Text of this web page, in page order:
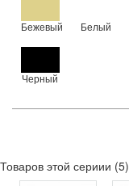
Бежевый Белый
Черный
Товаров этой сериии (5)